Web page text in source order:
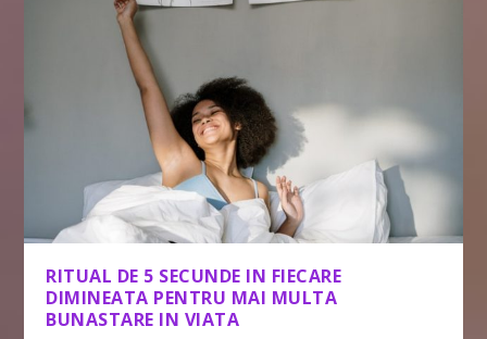
RITUAL DE 5 SECUNDE IN FIECARE
DIMINEATA PENTRU MAI MULTA
BUNASTARE IN VIATA